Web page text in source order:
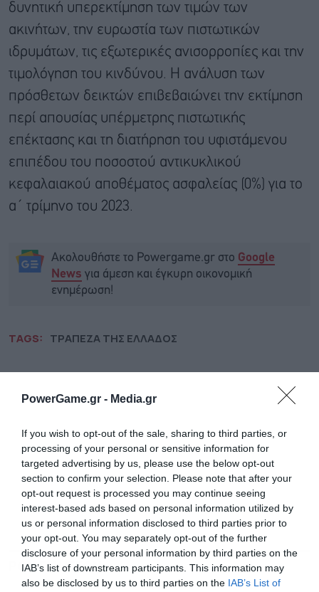
PowerGame.gr - Media.gr
If you wish to opt-out of the sale, sharing to third parties, or
processing of your personal or sensitive information for
targeted advertising by us, please use the below opt-out
section to confirm your selection. Please note that after your
opt-out request is processed you may continue seeing
interest-based ads based on personal information utilized by
us or personal information disclosed to third parties prior to
your opt-out. You may separately opt-out of the further
disclosure of your personal information by third parties on the
IAB’s list of downstream participants. This information may
also be disclosed by us to third parties on the IAB’s List of
δυνητική υπερεκτίμηση των τιμών των
ακινήτων, την ευρωστία των πιστωτικών
ιδρυμάτων, τις εξωτερικές ανισορροπίες και την
τιμολόγηση του κινδύνου. Η ανάλυση των
πρόσθετων δεικτών επιβεβαιώνει την εκτίμηση
περί απουσίας υπέρμετρης πιστωτικής
επέκτασης και τη διατήρηση του υφιστάμενου
επιπέδου του ποσοστού αντικυκλικού
κεφαλαιακού αποθέματος ασφαλείας (0%) για το
α΄ τρίμηνο του 2023.
Ακολουθήστε το Powergame.gr στο Google
News για άμεση και έγκυρη οικονομική
ενημέρωση!
TAGS: ΤΡΑΠΕΖΑ ΤΗΣ ΕΛΛΑΔΟΣ
ΡΟΗ ΕΙΔΗΣΕΩΝ ΔΗΜΟΦΙΛΗ